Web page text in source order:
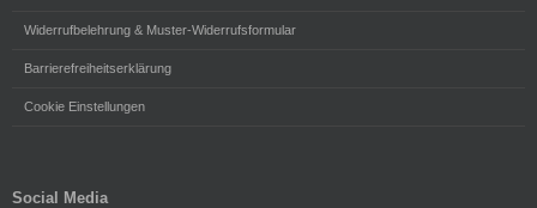
Widerrufbelehrung & Muster-Widerrufsformular
Barrierefreiheitserklärung
Cookie Einstellungen
Social Media